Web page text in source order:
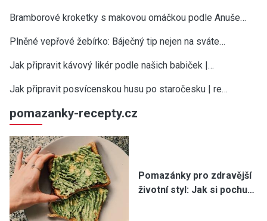
Bramborové kroketky s makovou omáčkou podle Anuše…
Plněné vepřové žebírko: Báječný tip nejen na sváte…
Jak připravit kávový likér podle našich babiček |…
Jak připravit posvícenskou husu po staročesku | re…
pomazanky-recepty.cz
Pomazánky pro zdravější
životní styl: Jak si pochu…